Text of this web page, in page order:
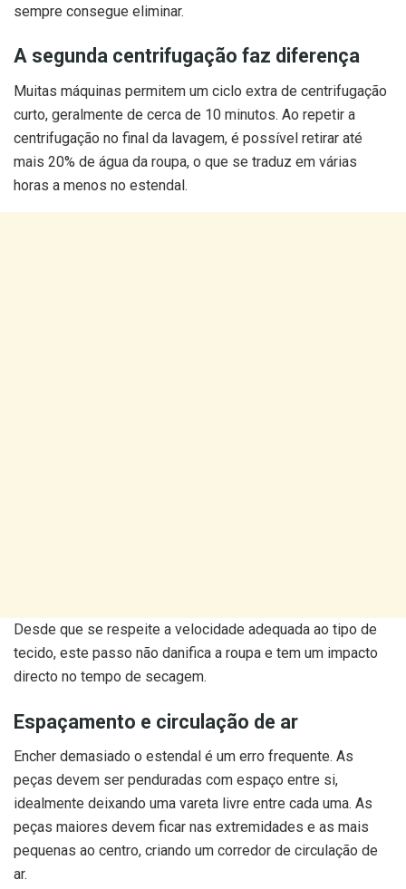
sempre consegue eliminar.
A segunda centrifugação faz diferença
Muitas máquinas permitem um ciclo extra de centrifugação
curto, geralmente de cerca de 10 minutos. Ao repetir a
centrifugação no final da lavagem, é possível retirar até
mais 20% de água da roupa, o que se traduz em várias
horas a menos no estendal.
Desde que se respeite a velocidade adequada ao tipo de
tecido, este passo não danifica a roupa e tem um impacto
directo no tempo de secagem.
Espaçamento e circulação de ar
Encher demasiado o estendal é um erro frequente. As
peças devem ser penduradas com espaço entre si,
idealmente deixando uma vareta livre entre cada uma. As
peças maiores devem ficar nas extremidades e as mais
pequenas ao centro, criando um corredor de circulação de
ar.